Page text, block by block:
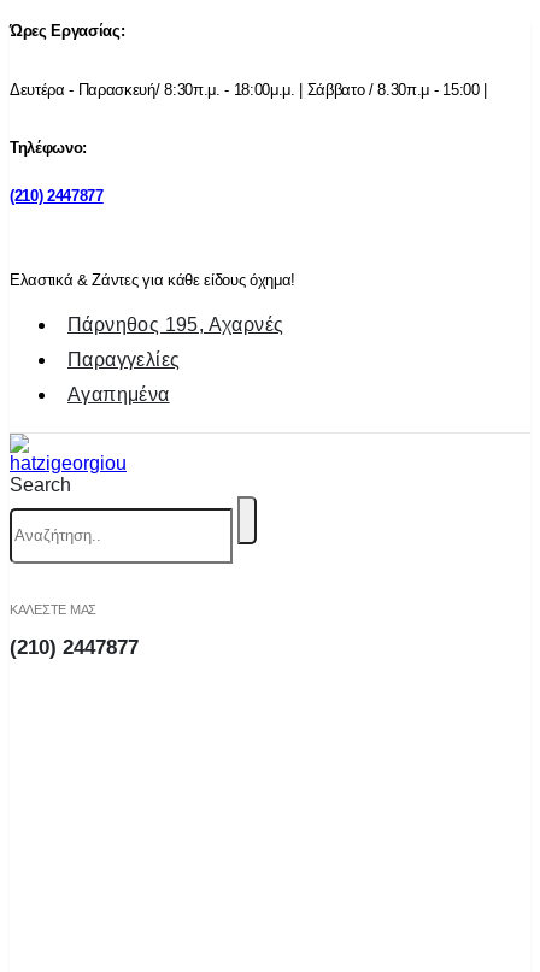
Ώρες Εργασίας:
Δευτέρα - Παρασκευή/ 8:30π.μ. - 18:00μ.μ. | Σάββατο / 8.30π.μ - 15:00 |
Τηλέφωνο:
(210) 2447877
Ελαστικά & Ζάντες για κάθε είδους όχημα!
Πάρνηθος 195, Αχαρνές
Παραγγελίες
Αγαπημένα
Search
ΚΑΛΕΣΤΕ ΜΑΣ
(210) 2447877